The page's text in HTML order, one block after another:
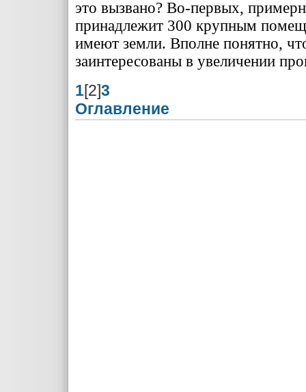
это вызвано? Во-первых,
принадлежит 300 крупным
имеют земли. Вполне понятно,
заинтересованы в увеличении
1[2]3
Оглавление